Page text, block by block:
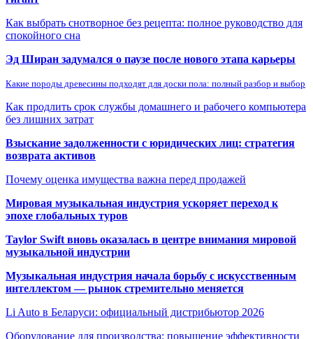
Как выбрать снотворное без рецепта: полное руководство для
спокойного сна
Эд Ширан задумался о паузе после нового этапа карьеры
Какие породы древесины подходят для доски пола: полный разбор и выбор
Как продлить срок службы домашнего и рабочего компьютера
без лишних затрат
Взыскание задолженности с юридических лиц: стратегия
возврата активов
Почему оценка имущества важна перед продажей
Мировая музыкальная индустрия ускоряет переход к
эпохе глобальных туров
Taylor Swift вновь оказалась в центре внимания мировой
музыкальной индустрии
Музыкальная индустрия начала борьбу с искусственным
интеллектом — рынок стремительно меняется
Li Auto в Беларуси: официальный дистрибьютор 2026
Оборудование для производства: повышение эффективности